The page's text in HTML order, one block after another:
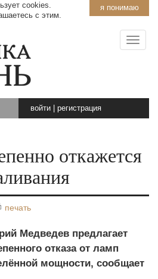
я понимаю
cookies.
с этим.
войти регистрация
откажется
печать
Медведев предлагает
отказа от ламп
мощности, сообщает